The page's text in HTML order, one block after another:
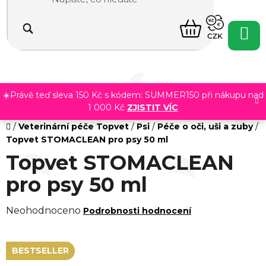
obsah
☀️Právě teď sleva 150 Kč s kódem: SUMMER150 při nákupu nad
1 000 Kč ZJISTIT VÍC
NÁKUPNÍ
KOŠÍK
CZK
Domů
/ Veterinární péče Topvet / Psi / Péče o oči, uši a zuby /
Topvet STOMACLEAN pro psy 50 ml
Topvet STOMACLEAN
pro psy 50 ml
Průměrné
produktu
je
Neohodnoceno Podrobnosti hodnocení
BESTSELLER